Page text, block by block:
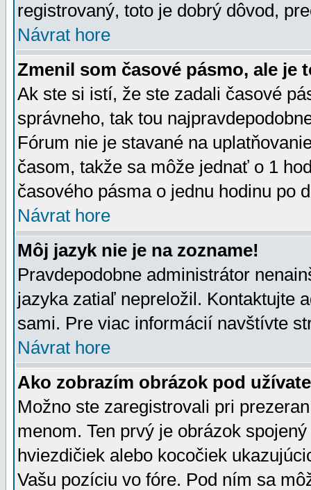
registrovaný, toto je dobrý dôvod,
Návrat hore
Zmenil som časové pásmo, ale je
Ak ste si istí, že ste zadali časové
správneho, tak tou
Fórum nie je stavané na
časom, takže sa môže jednať o 1
časového pásma o jednu hodinu po
Návrat hore
Môj jazyk nie je na zozname!
Pravdepodobne administrátor
jazyka zatiaľ nepreložil. Kontaktujte
sami. Pre viac informácií navštívte
Návrat hore
Ako zobrazím obrázok pod
Možno ste zaregistrovali pri
menom. Ten prvý je obrázok
hviezdičiek alebo kocočiek
Vašu pozíciu vo fóre. Pod ním sa